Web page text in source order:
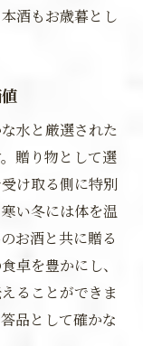
酒もお歳暮とし
水と厳選された
贈り物として選
け取る側に特別
い冬には体を温
お酒と共に贈る
卓を豊かにし、
ることができま
品として確かな